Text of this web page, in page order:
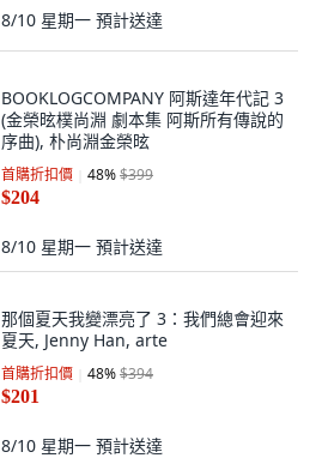
8/10 星期一 預計送達
BOOKLOGCOMPANY 阿斯達年代記 3
(金榮昡樸尚淵 劇本集 阿斯所有傳說的
序曲), 朴尚淵金榮昡
首購折扣價 48%$399
$204
8/10 星期一 預計送達
那個夏天我變漂亮了 3：我們總會迎來
夏天, Jenny Han, arte
首購折扣價 48%$394
$201
8/10 星期一 預計送達